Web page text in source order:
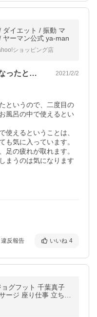
イエット / 振動 マ
ヤーマン公式 ya-man
ショッピング店
今回パワーアップして新しくなったという… 2021/2/2
というので、二度目の
風呂の中で使えるとい
使えるということは、
も気に入っています。
足の疲れが取れます。
まうのは気になります
違反報告 いいね 4
グフット 千葉真子
ージ 座り仕事 立ち仕
み 足 脚 むくみ ふく